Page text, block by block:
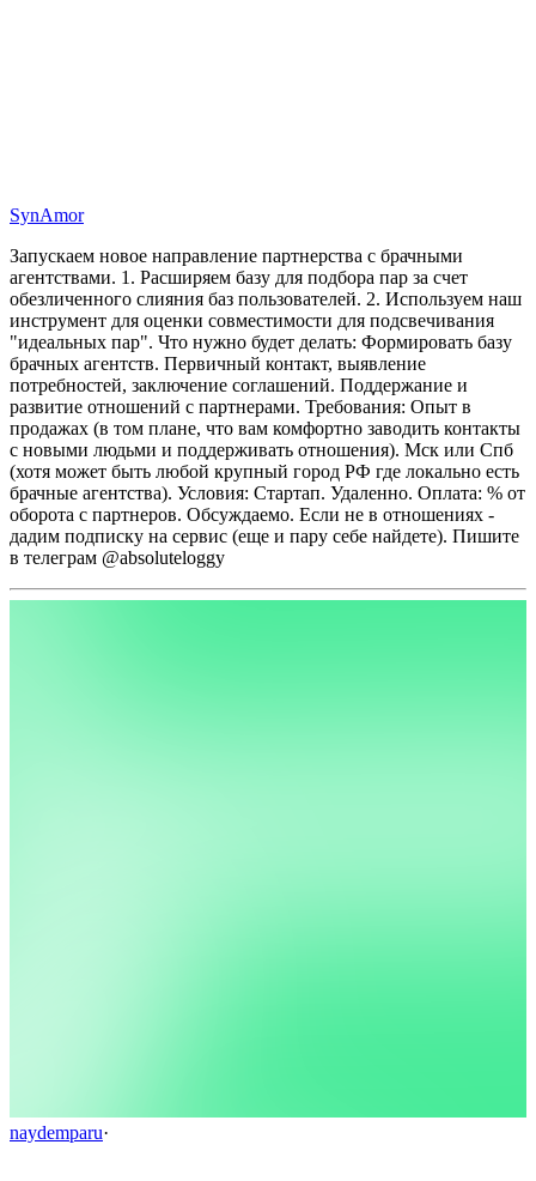
SynAmor
Запускаем новое направление партнерства с брачными
агентствами. 1. Расширяем базу для подбора пар за счет
обезличенного слияния баз пользователей. 2. Используем наш
инструмент для оценки совместимости для подсвечивания
"идеальных пар". Что нужно будет делать: Формировать базу
брачных агентств. Первичный контакт, выявление
потребностей, заключение соглашений. Поддержание и
развитие отношений с партнерами. Требования: Опыт в
продажах (в том плане, что вам комфортно заводить контакты
с новыми людьми и поддерживать отношения). Мск или Спб
(хотя может быть любой крупный город РФ где локально есть
брачные агентства). Условия: Стартап. Удаленно. Оплата: % от
оборота с партнеров. Обсуждаемо. Если не в отношениях -
дадим подписку на сервис (еще и пару себе найдете). Пишите
в телеграм @absoluteloggy
naydemparu·